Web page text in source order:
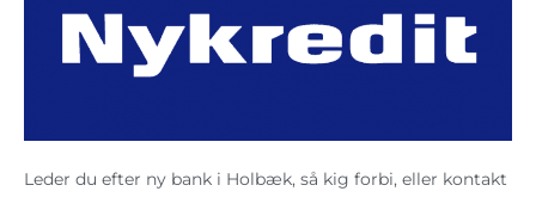
Leder du efter ny bank i Holbæk, så kig forbi, eller kontakt